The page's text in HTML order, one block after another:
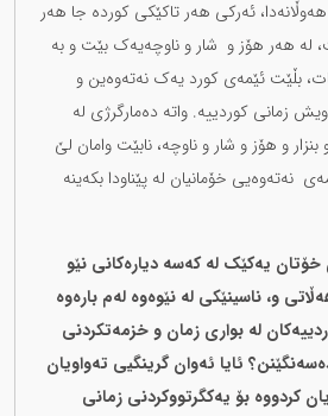
هەوڵانەدا، ئەرکی هەر تاکێکی کوردە جا هەر
لە هەر هۆز و شار و ناوچەیەک بێت و بە
بڵێت ئێمەی کورد یەک نەتەوەین و
زمانی کوردییە. واتە دەمارگرژی لە
بنزار و هۆز و شار و ناوچە، نابێت وامان لێ
نەتەوەیی خۆمانیان لە پێناودا بکەینە
خۆتان یەکێک لە کەسە دیارەکانی نێو
و، ناسینێکی لە نێوەوە لەم بارەوە
لە بواری زمان و خزمەتکردنی
ئایا ئەوان گرینگیی تەواویان
کردووە بۆ یەکگرتووکردنی زمانی